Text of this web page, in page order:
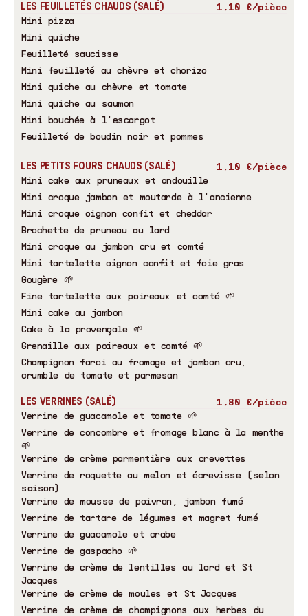
LES FEUILLETÉS CHAUDS (SALÉ)
1,10 €/pièce
Mini pizza
Mini quiche
Feuilleté saucisse
Mini feuilleté au chèvre et chorizo
Mini quiche au chèvre et tomate
Mini quiche au saumon
Mini bouchée à l'escargot
Feuilleté de boudin noir et pommes
LES PETITS FOURS CHAUDS (SALÉ)
1,10 €/pièce
Mini cake aux pruneaux et andouille
Mini croque jambon et moutarde à l'ancienne
Mini croque oignon confit et cheddar
Brochette de pruneau au lard
Mini croque au jambon cru et comté
Mini tartelette oignon confit et foie gras
Gougère 🌱
Fine tartelette aux poireaux et comté 🌱
Mini cake au jambon
Cake à la provençale 🌱
Grenaille aux poireaux et comté 🌱
Champignon farci au fromage et jambon cru,
crumble de tomate et parmesan
LES VERRINES (SALÉ)
1,80 €/pièce
Verrine de guacamole et tomate 🌱
Verrine de concombre et fromage blanc à la menthe
🌱
Verrine de crème parmentière aux crevettes
Verrine de roquette au melon et écrevisse (selon
saison)
Verrine de mousse de poivron, jambon fumé
Verrine de tartare de légumes et magret fumé
Verrine de guacamole et crabe
Verrine de gaspacho 🌱
Verrine de crème de lentilles au lard et St
Jacques
Verrine de crème de moules et St Jacques
Verrine de crème de champignons aux herbes du